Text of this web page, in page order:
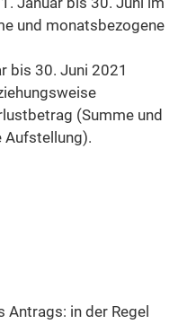
und monatsbezogene
bis 30. Juni 2021
(Summe und
Aufstellung).
in der Regel